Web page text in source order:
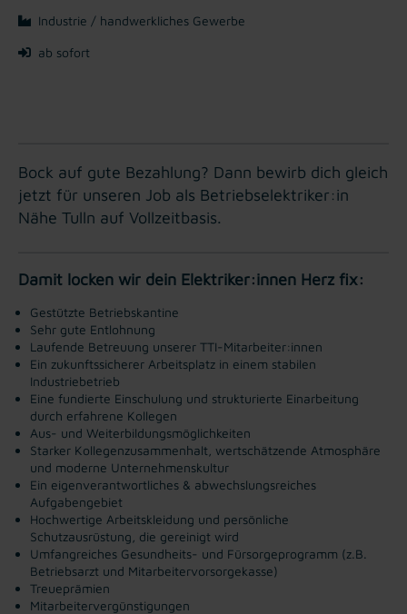
Industrie / handwerkliches Gewerbe
ab sofort
Bock auf gute Bezahlung? Dann bewirb dich gleich
jetzt für unseren Job als Betriebselektriker:in
Nähe Tulln auf Vollzeitbasis.
Damit locken wir dein Elektriker:innen Herz fix:
Gestützte Betriebskantine
Sehr gute Entlohnung
Laufende Betreuung unserer TTI-Mitarbeiter:innen
Ein zukunftssicherer Arbeitsplatz in einem stabilen
Industriebetrieb
Eine fundierte Einschulung und strukturierte Einarbeitung
durch erfahrene Kollegen
Aus- und Weiterbildungsmöglichkeiten
Starker Kollegenzusammenhalt, wertschätzende Atmosphäre
und moderne Unternehmenskultur
Ein eigenverantwortliches & abwechslungsreiches
Aufgabengebiet
Hochwertige Arbeitskleidung und persönliche
Schutzausrüstung, die gereinigt wird
Umfangreiches Gesundheits- und Fürsorgeprogramm (z.B.
Betriebsarzt und Mitarbeitervorsorgekasse)
Treueprämien
Mitarbeitervergünstigungen